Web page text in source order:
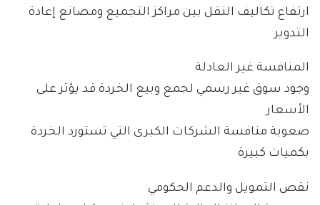
ارتفاع تكاليف النقل بين مراكز التجميع ومصانع إعادة
التدوير
المنافسة غير العادلة
وجود سوق غير رسمي لجمع وبيع الخردة قد يؤثر على
الأسعار
صعوبة منافسة الشركات الكبرى التي تستورد الخردة
بكميات كبيرة
نقص التمويل والدعم الحكومي